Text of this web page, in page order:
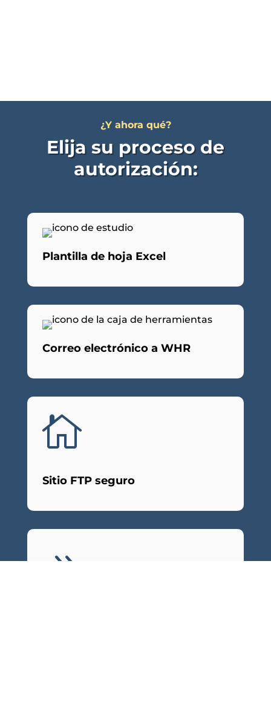
¿Y ahora qué?
Elija su proceso de
autorización:
Plantilla de hoja Excel
Correo electrónico a WHR

Sitio FTP seguro
9